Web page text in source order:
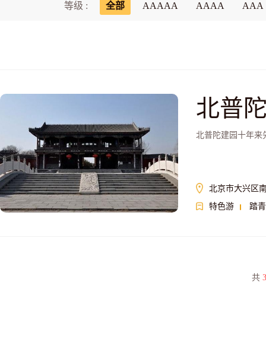
等级 : 全部 AAAAA AAAA AAA
北普
北普陀建园十年来
北京市大兴区
特色游
踏青
共